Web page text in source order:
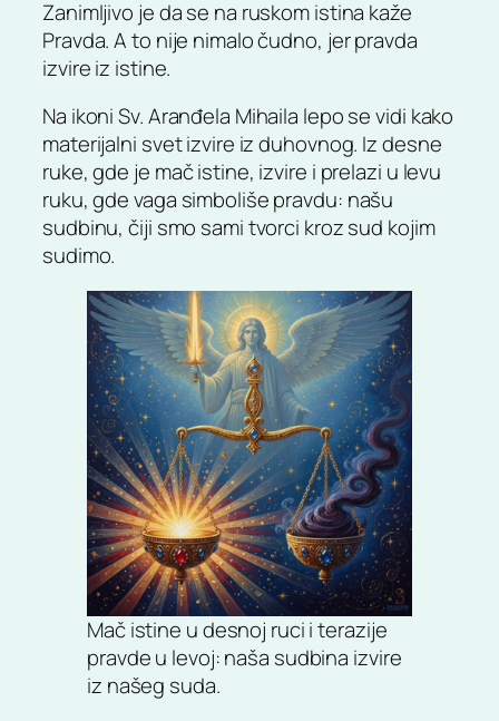
Zanimljivo je da se na ruskom istina kaže
Pravda. A to nije nimalo čudno, jer pravda
izvire iz istine.
Na ikoni Sv. Aranđela Mihaila lepo se vidi kako
materijalni svet izvire iz duhovnog. Iz desne
ruke, gde je mač istine, izvire i prelazi u levu
ruku, gde vaga simboliše pravdu: našu
sudbinu, čiji smo sami tvorci kroz sud kojim
sudimo.
Mač istine u desnoj ruci i terazije
pravde u levoj: naša sudbina izvire
iz našeg suda.